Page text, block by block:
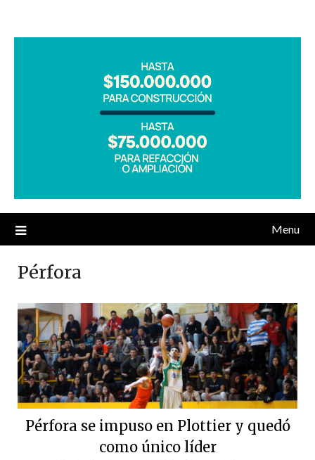
Menu
Pérfora
Pérfora se impuso en Plottier y quedó
como único líder